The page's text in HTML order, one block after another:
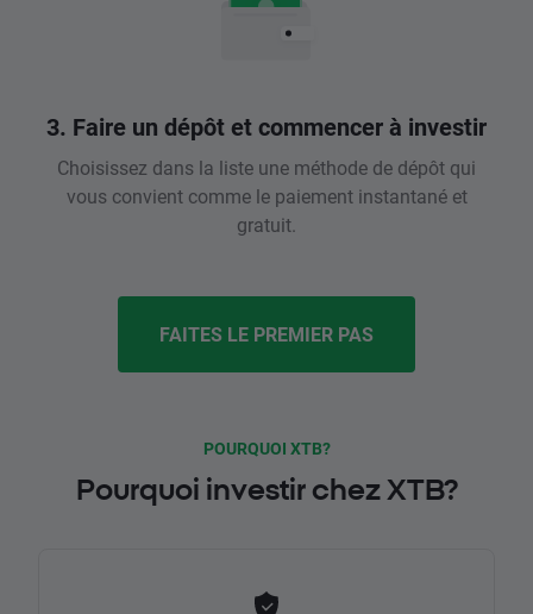
3. Faire un dépôt et commencer à investir
Choisissez dans la liste une méthode de dépôt qui
vous convient comme le paiement instantané et
gratuit.
FAITES LE PREMIER PAS
POURQUOI XTB?
Pourquoi investir chez XTB?